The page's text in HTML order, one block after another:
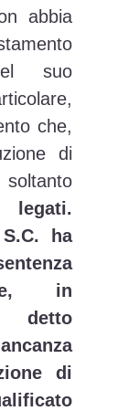
abbia
suo
che,
di
ha
in
detto
di